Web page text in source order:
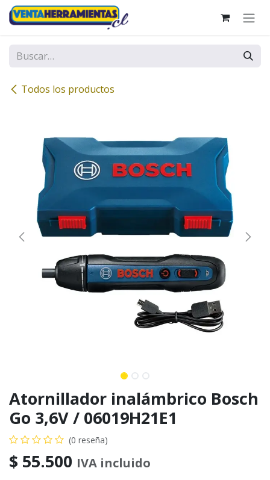
Ir al contenido
Todos los productos
Atornillador inalámbrico Bosch
Go 3,6V / 06019H21E1
(0 reseña)
$ 55.500 IVA incluido